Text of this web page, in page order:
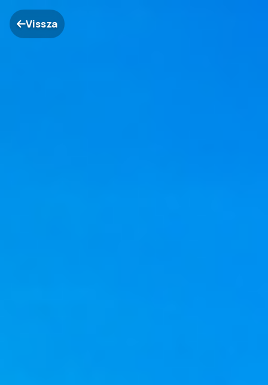
Vissza